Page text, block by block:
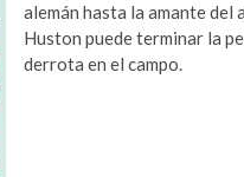
alemán hasta la amante del
Huston puede terminar la
derrota en el campo.